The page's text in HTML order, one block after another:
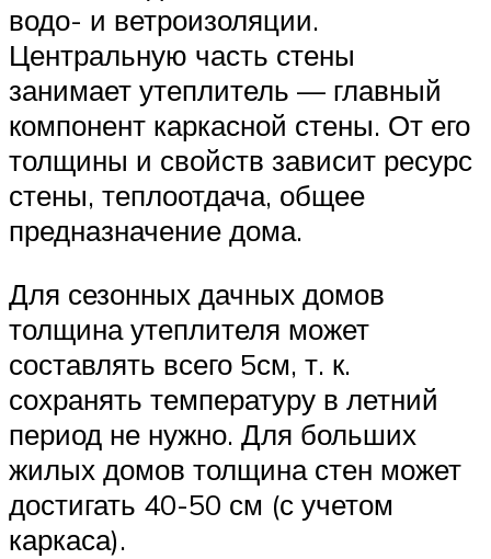
водо- и ветроизоляции.
Центральную часть стены
занимает утеплитель — главный
компонент каркасной стены. От его
толщины и свойств зависит ресурс
стены, теплоотдача, общее
предназначение дома.
Для сезонных дачных домов
толщина утеплителя может
составлять всего 5см, т. к.
сохранять температуру в летний
период не нужно. Для больших
жилых домов толщина стен может
достигать 40-50 см (с учетом
каркаса).